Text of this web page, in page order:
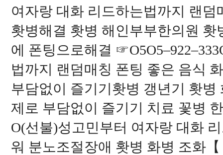
여자랑 대화 리드하는법까지 랜
홧병해결 홧병 해인부부한의원
에 폰팅으로해결
법까지 랜덤매칭 폰팅 좋은 음식
부담없이 즐기기홧병 갱년기 홧
제로 부담없이 즐기기 치료 꽃병
O(선불)성고민부터 여자랑 대화
워 분노조절장애 홧병 화병 조화【